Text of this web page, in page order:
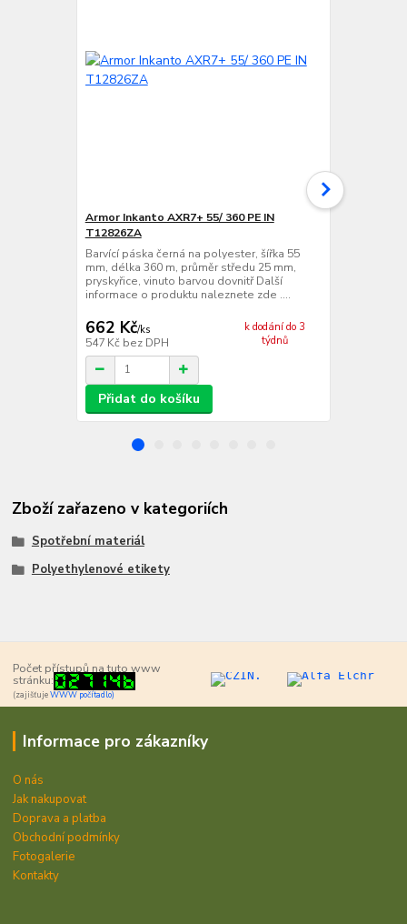
Armor Inkanto AXR7+ 55/ 360 PE IN
T12826ZA
Barvící páska černá na polyester, šířka 55
mm, délka 360 m, průměr středu 25 mm,
pryskyřice, vinuto barvou dovnitř Další
informace o produktu naleznete zde ....
662 Kč/ks
547 Kč bez DPH
k dodání do 3
týdnů
Přidat do košíku
Zboží zařazeno v kategoriích
Spotřební materiál
Polyethylenové etikety
Počet přístupů na tuto www
stránku:
(zajišťujeWWW počítadlo)
Informace pro zákazníky
O nás
Jak nakupovat
Doprava a platba
Obchodní podmínky
Fotogalerie
Kontakty